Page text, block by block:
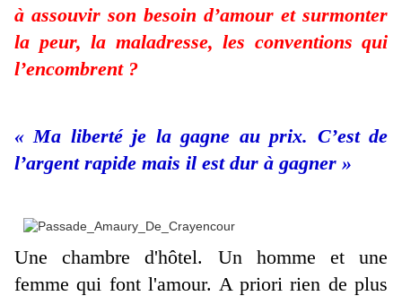
à assouvir son besoin d’amour et surmonter
la peur, la maladresse, les conventions qui
l’encombrent ?
« Ma liberté je la gagne au prix. C’est de
l’argent rapide mais il est dur à gagner »
Une chambre d'hôtel. Un homme et une
femme qui font l'amour. A priori rien de plus